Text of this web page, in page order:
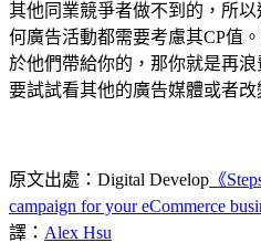
其他同業競爭者做不到的，所以
何廣告活動都需要考慮其CP值
於他們帶給你的，那你就是再
要試試看其他的廣告媒體或者改
原文出處：Digital Develop 《
campaign for your eCommerce
譯： Alex Hsu